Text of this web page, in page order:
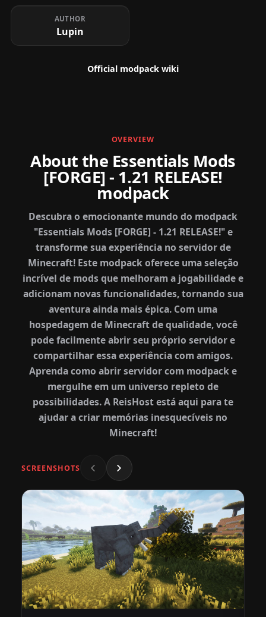
AUTHOR
Lupin
Official modpack wiki
OVERVIEW
About the Essentials Mods
[FORGE] - 1.21 RELEASE!
modpack
Descubra o emocionante mundo do modpack
"Essentials Mods [FORGE] - 1.21 RELEASE!" e
transforme sua experiência no servidor de
Minecraft! Este modpack oferece uma seleção
incrível de mods que melhoram a jogabilidade e
adicionam novas funcionalidades, tornando sua
aventura ainda mais épica. Com uma
hospedagem de Minecraft de qualidade, você
pode facilmente abrir seu próprio servidor e
compartilhar essa experiência com amigos.
Aprenda como abrir servidor com modpack e
mergulhe em um universo repleto de
possibilidades. A ReisHost está aqui para te
ajudar a criar memórias inesquecíveis no
Minecraft!
SCREENSHOTS